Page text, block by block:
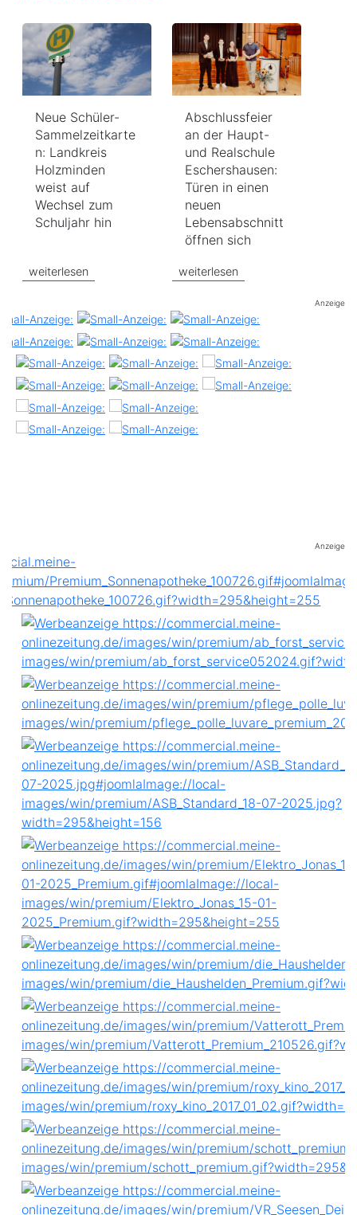
Neue Schüler-
Sammelzeitkarte
n: Landkreis
Holzminden
weist auf
Wechsel zum
Schuljahr hin
weiterlesen
Abschlussfeier
an der Haupt-
und Realschule
Eschershausen:
Türen in einen
neuen
Lebensabschnitt
öffnen sich
weiterlesen
Anzeige
Anzeige